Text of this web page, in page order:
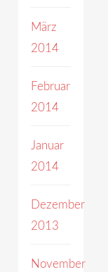
März
2014
Februar
2014
Januar
2014
Dezember
2013
November